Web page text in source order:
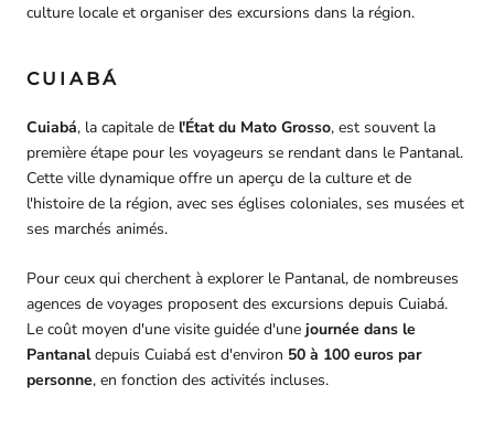
culture locale et organiser des excursions dans la région.
CUIABÁ
Cuiabá, la capitale de l'État du Mato Grosso, est souvent la
première étape pour les voyageurs se rendant dans le Pantanal.
Cette ville dynamique offre un aperçu de la culture et de
l'histoire de la région, avec ses églises coloniales, ses musées et
ses marchés animés.
Pour ceux qui cherchent à explorer le Pantanal, de nombreuses
agences de voyages proposent des excursions depuis Cuiabá.
Le coût moyen d'une visite guidée d'une journée dans le
Pantanaldepuis Cuiabá est d'environ 50 à 100 euros par
personne, en fonction des activités incluses.